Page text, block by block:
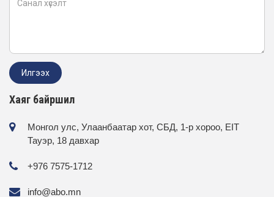
Хаяг байршил
Монгол улс, Улаанбаатар хот, СБД, 1-р хороо, EIT
Тауэр, 18 давхар
+976 7575-1712
info@abo.mn